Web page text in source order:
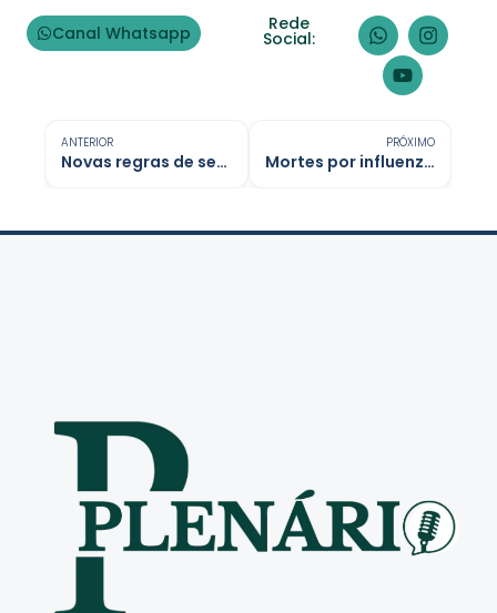
Canal Whatsapp Rede
Social:
ANTERIOR
Novas regras de segurança do trabalho exigem controle de riscos
PRÓXIMO
Mortes por influenza no Brasil concentram-se em duas semanas